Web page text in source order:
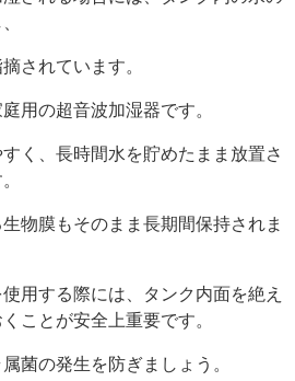
されています。
用の超音波加湿器です。
く、長時間水を貯めたまま放置さ
物膜もそのまま長期間保持されま
用する際には、タンク内面を絶え
ことが安全上重要です。
菌の発生を防ぎましょう。